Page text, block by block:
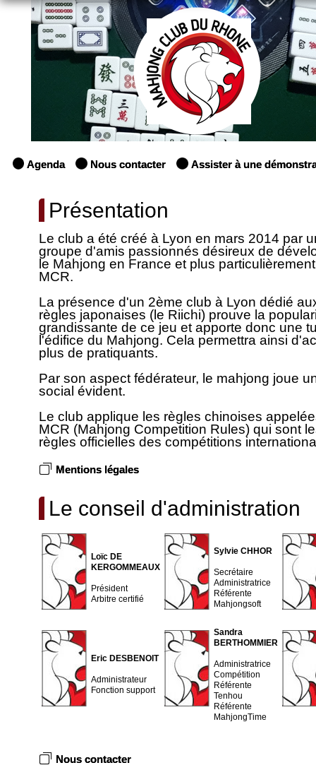
Agenda Nous contacter Assister à une
Présentation
Le club a été créé à Lyon en mars 2014 par
groupe d'amis passionnés désireux de
le Mahjong en France et plus
MCR.
La présence d'un 2ème club à Lyon dédié
règles japonaises (le Riichi) prouve la
grandissante de ce jeu et apporte donc une
l'édifice du Mahjong. Cela permettra ainsi
plus de pratiquants.
Par son aspect fédérateur, le mahjong joue
social évident.
Le club applique les règles chinoises
MCR (Mahjong Competition Rules) qui sont
règles officielles des compétitions
Mentions légales
Le conseil d'administration
Loïc DE
KERGOMMEAUX
Président
Arbitre certifié
Sylvie CHHOR
Secrétaire
Administratrice
Référente
Mahjongsoft
Eric DESBENOIT
Administrateur
Fonction support
Sandra
BERTHOMMIER
Administratrice
Compétition
Référente
Tenhou
Référente
MahjongTime
Nous contacter